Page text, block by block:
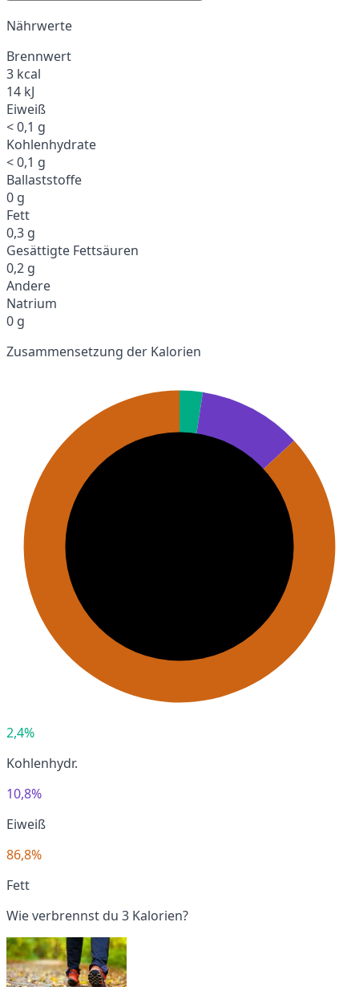
Nährwerte
Brennwert
3 kcal
14 kJ
Eiweiß
< 0,1 g
Kohlenhydrate
< 0,1 g
Ballaststoffe
0 g
Fett
0,3 g
Gesättigte Fettsäuren
0,2 g
Andere
Natrium
0 g
Zusammensetzung der Kalorien
2,4%
Kohlenhydr.
10,8%
Eiweiß
86,8%
Fett
Wie verbrennst du 3 Kalorien?